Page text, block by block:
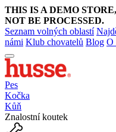
THIS IS A DEMO
NOT BE PROCESSED.
Seznam volných oblastí
námi Klub chovatelů Blog O
Pes
Kočka
Kůň
Znalostní koutek